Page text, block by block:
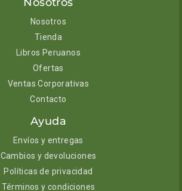
Nosotros
Tienda
Libros Peruanos
Ofertas
Ventas Corporativas
Contacto
Ayuda
Envíos y entregas
Cambios y devoluciones
Políticas de privacidad
Términos y condiciones